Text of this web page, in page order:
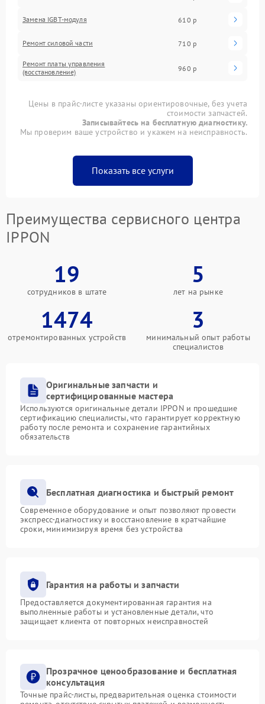
Замена IGBT-модуля 610 р
Ремонт силовой части 710 р
Ремонт платы управления
(восстановление)
960 р
Цены в прайс-листе указаны ориентировочные, без учета
стоимости запчастей.
Записывайтесь на бесплатную диагностику.
Мы проверим ваше устройство и укажем на неисправность.
Показать все услуги
Преимущества сервисного центра
IPPON
19
сотрудников в штате
5
лет на рынке
1474
отремонтированных устройств
3
минимальный опыт работы
специалистов
Оригинальные запчасти и
сертифицированные мастера
Используются оригинальные детали IPPON и прошедшие
сертификацию специалисты, что гарантирует корректную
работу после ремонта и сохранение гарантийных
обязательств
Бесплатная диагностика и быстрый ремонт
Современное оборудование и опыт позволяют провести
экспресс-диагностику и восстановление в кратчайшие
сроки, минимизируя время без устройства
Гарантия на работы и запчасти
Предоставляется документированная гарантия на
выполненные работы и установленные детали, что
защищает клиента от повторных неисправностей
Прозрачное ценообразование и бесплатная
консультация
Точные прайс-листы, предварительная оценка стоимости